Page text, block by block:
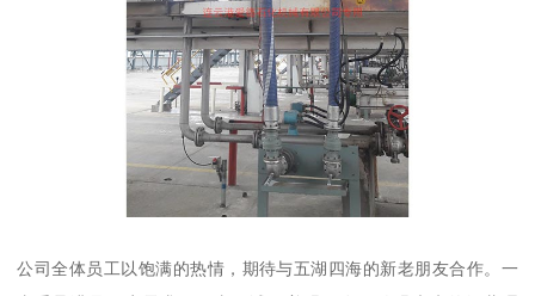
公司全体员工以饱满的热情，期待与五湖四海的新老朋友合作。一